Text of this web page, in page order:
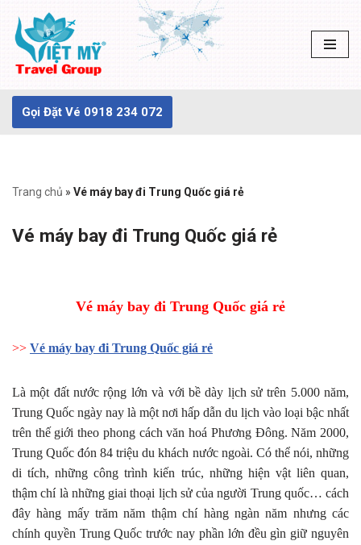
Chuyển
tới
dung
Gọi Đặt Vé 0918 234 072
Trang chủ » Vé máy bay đi Trung Quốc giá rẻ
Vé máy bay đi Trung Quốc giá rẻ
Vé máy bay đi Trung Quốc giá rẻ
>> Vé máy bay đi Trung Quốc giá rẻ
Là một đất nước rộng lớn và với bề dày lịch sử trên 5.000 năm,
Trung Quốc ngày nay là một nơi hấp dẫn du lịch vào loại bậc nhất
trên thế giới theo phong cách văn hoá Phương Đông. Năm 2000,
Trung Quốc đón 84 triệu du khách nước ngoài. Có thể nói, những
di tích, những công trình kiến trúc, những hiện vật liên quan,
thậm chí là những giai thoại lịch sử của người Trung quốc… cách
đây hàng mấy trăm năm thậm chí hàng ngàn năm nhưng các
chính quyền Trung Quốc trước nay phần lớn đều gìn giữ nguyên